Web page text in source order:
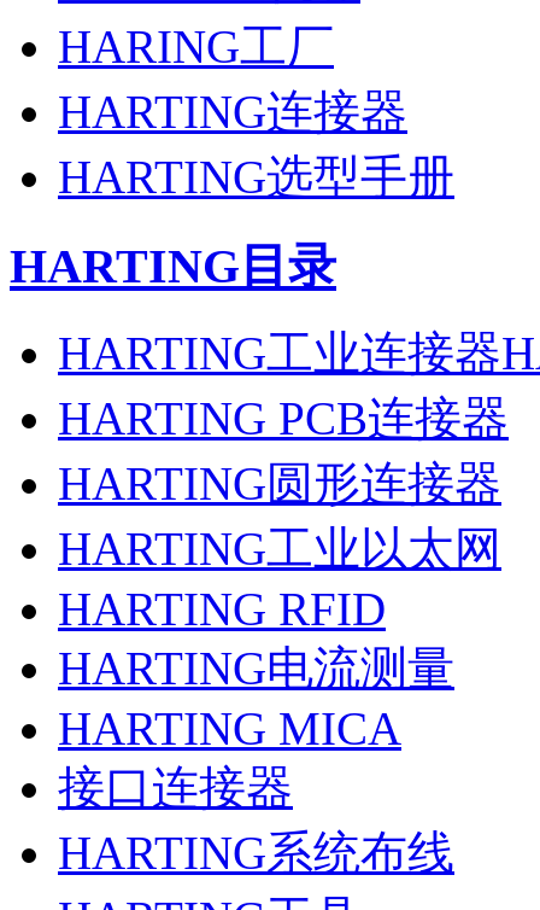
HARING工厂
HARTING连接器
HARTING选型手册
HARTING目录
HARTING工业连接器
HARTING PCB连接器
HARTING圆形连接器
HARTING工业以太网
HARTING RFID
HARTING电流测量
HARTING MICA
接口连接器
HARTING系统布线